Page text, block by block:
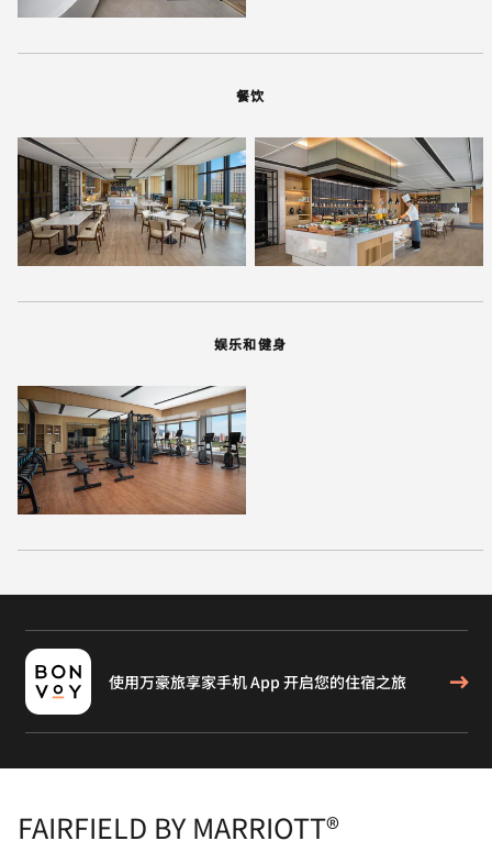
餐饮
娱乐和健身
使用万豪旅享家手机 App 开启您的住宿之旅
FAIRFIELD BY MARRIOTT®